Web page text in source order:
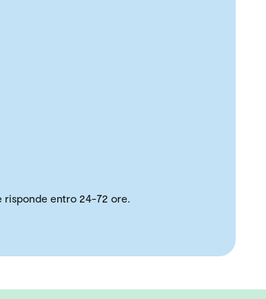
risponde entro 24-72 ore.